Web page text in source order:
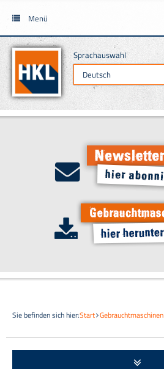
Sprachauswahl
Sie befinden sich hier:Start Gebrauchtmaschinen
Menü